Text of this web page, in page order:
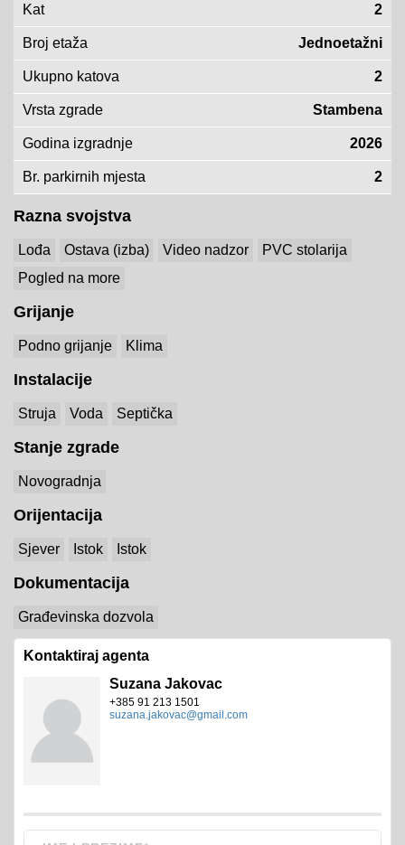
Kat 2
Broj etaža Jednoetažni
Ukupno katova 2
Vrsta zgrade Stambena
Godina izgradnje 2026
Br. parkirnih mjesta 2
Razna svojstva
Lođa Ostava (izba) Video nadzor
PVC stolarija
Pogled na more
Grijanje
Podno grijanje Klima
Instalacije
Struja Voda Septička
Stanje zgrade
Novogradnja
Orijentacija
Sjever Istok Istok
Dokumentacija
Građevinska dozvola
Kontaktiraj agenta
Suzana Jakovac
+385 91 213 1501
suzana.jakovac@gmail.com